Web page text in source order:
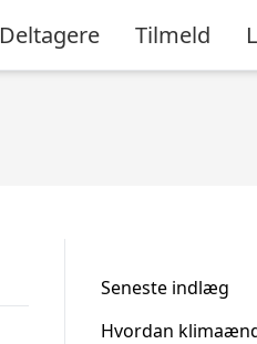
Deltagere Tilmeld
Seneste indlæg
Hvordan